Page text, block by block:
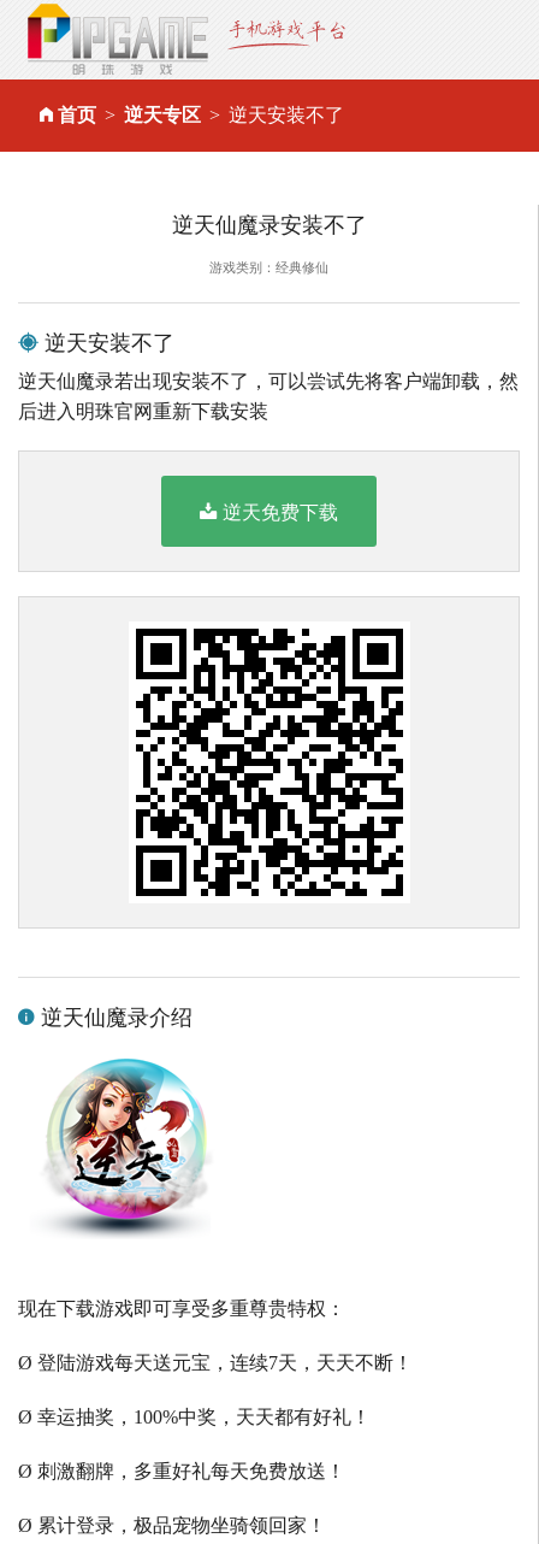
首页 逆天专区 逆天安装不了
逆天仙魔录安装不了
游戏类别：经典修仙
逆天安装不了
逆天仙魔录若出现安装不了，可以尝试先将客户端卸载，然
后进入明珠官网重新下载安装
逆天免费下载
逆天仙魔录介绍
现在下载游戏即可享受多重尊贵特权：
Ø 登陆游戏每天送元宝，连续7天，天天不断！
Ø 幸运抽奖，100%中奖，天天都有好礼！
Ø 刺激翻牌，多重好礼每天免费放送！
Ø 累计登录，极品宠物坐骑领回家！